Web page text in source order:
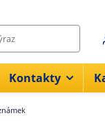
Kontakty